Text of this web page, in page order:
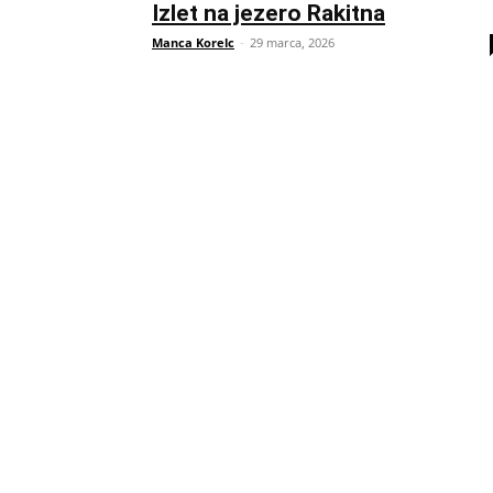
Izlet na jezero Rakitna
Manca Korelc - 29 marca, 2026